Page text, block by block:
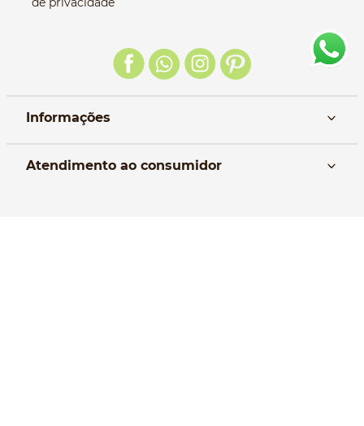
Informações
Atendimento ao consumidor